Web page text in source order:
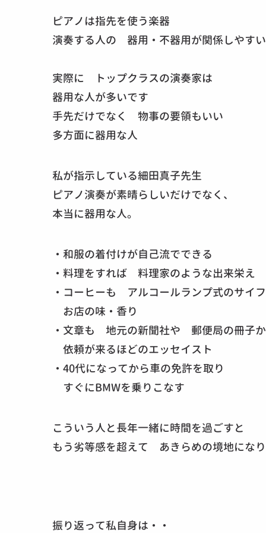
ピアノは指先を使う楽器
演奏する人の 器用・不器用が関係しやす
実際に トップクラスの演奏家は
器用な人が多いです
手先だけでなく 物事の要領もいい
多方面に器用な人
私が指示している細田真子先生
ピアノ演奏が素晴らしいだけでなく、
本当に器用な人。
・和服の着付けが自己流でできる
・料理をすれば 料理家のような出来栄え
・コーヒーも アルコールランプ式のサイ
お店の味・香り
・文章も 地元の新聞社や 郵便局の冊子
依頼が来るほどのエッセイスト
・40代になってから車の免許を取り
すぐにBMWを乗りこなす
こういう人と長年一緒に時間を過ごすと
もう劣等感を超えて あきらめの境地にな
振り返って私自身は・・